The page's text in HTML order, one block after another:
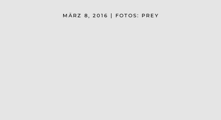
MÄRZ 8, 2016 | FOTOS: PREY